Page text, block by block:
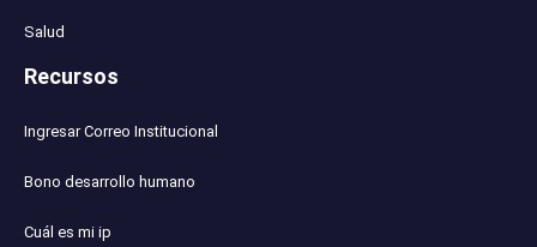
Salud
Recursos
Ingresar Correo Institucional
Bono desarrollo humano
Cuál es mi ip